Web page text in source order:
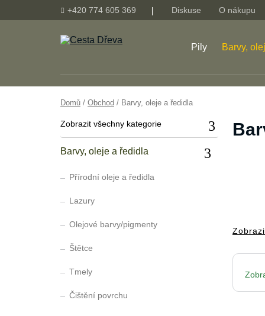
+420 774 605 369 Diskuse O nákupu
Pily Barvy,
Domů / Obchod / Barvy, oleje a ředidla
Zobrazit všechny kategorie
Barvy, oleje a ředidla
Přírodní oleje a ředidla
Lazury
Olejové barvy/pigmenty
Štětce
Tmely
Čištění povrchu